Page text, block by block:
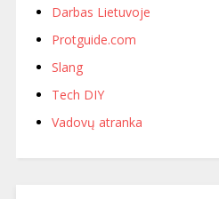
Darbas Lietuvoje
Protguide.com
Slang
Tech DIY
Vadovų atranka